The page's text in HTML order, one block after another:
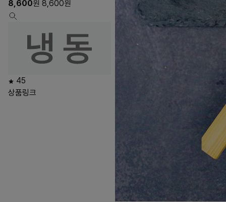
8,600원 8,600원
45
상품링크